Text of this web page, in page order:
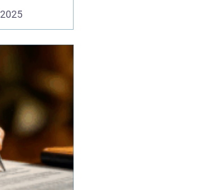
att vanliga
inte